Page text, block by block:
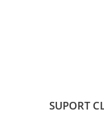
SUPORT